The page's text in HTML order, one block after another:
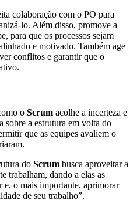
colaboração com o PO para
lo. Além disso, promove a
para que os processos sejam
e motivado. Também age
conflitos e garantir que o
o Scrum acolhe a incerteza e
sobre a estrutura em volta do
que as equipes avaliem o
do Scrum busca aproveitar a
trabalham, dando a elas as
e, o mais importante, aprimorar
de seu trabalho”.